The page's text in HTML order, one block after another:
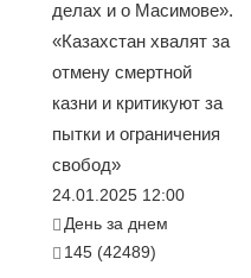
делах и о Масимове».
«Казахстан хвалят за
отмену смертной
казни и критикуют за
пытки и ограничения
свобод»
24.01.2025 12:00
День за днем
145 (42489)